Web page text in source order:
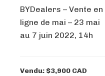
BYDealers – Vente en
ligne de mai – 23 mai
au 7 juin 2022, 14h
Vendu: $3,900 CAD